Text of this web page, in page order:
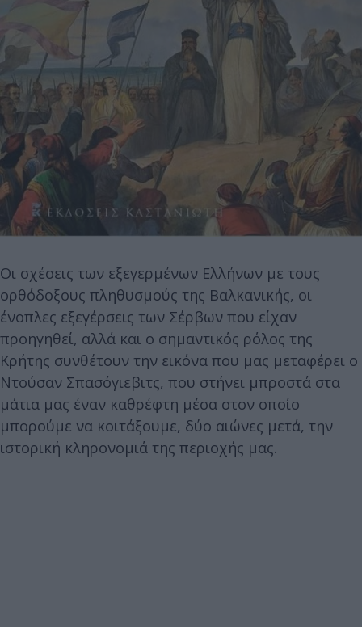
Οι σχέσεις των εξεγερμένων Ελλήνων με τους
ορθόδοξους πληθυσμούς της Βαλκανικής, οι
ένοπλες εξεγέρσεις των Σέρβων που είχαν
προηγηθεί, αλλά και ο σημαντικός ρόλος της
Κρήτης συνθέτουν την εικόνα που μας μεταφέρει ο
Ντούσαν Σπασόγιεβιτς, που στήνει μπροστά στα
μάτια μας έναν καθρέφτη μέσα στον οποίο
μπορούμε να κοιτάξουμε, δύο αιώνες μετά, την
ιστορική κληρονομιά της περιοχής μας.